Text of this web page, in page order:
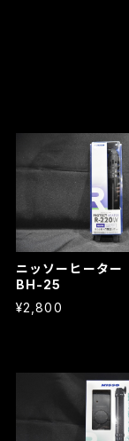
ニッソーヒータ
BH-25
¥2,800